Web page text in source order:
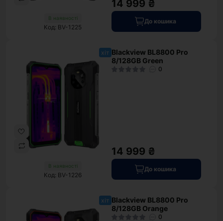
В наявності
Код: BV-1225
14 999 ₴
До кошика
хіт
В наявності
Код: BV-1226
Blackview BL8800 Pro
8/128GB Green
0
14 999 ₴
До кошика
хіт Blackview BL8800 Pro
8/128GB Orange
0